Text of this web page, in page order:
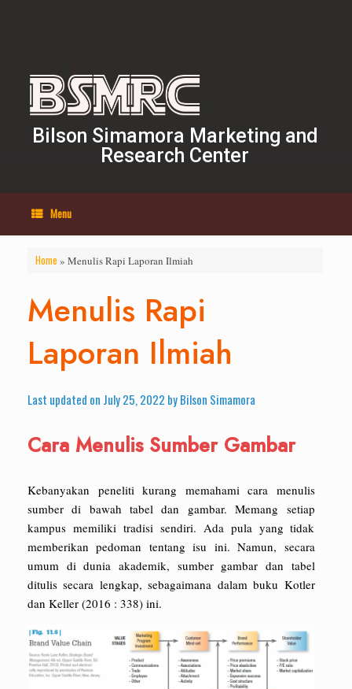
Bilson Simamora Marketing and
Research Center
Menu
Home » Menulis Rapi Laporan Ilmiah
Menulis Rapi
Laporan Ilmiah
Last updated on July 25, 2022 by Bilson Simamora
Cara Menulis Sumber Gambar
Kebanyakan peneliti kurang memahami cara menulis
sumber di bawah tabel dan gambar. Memang setiap
kampus memiliki tradisi sendiri. Ada pula yang tidak
memberikan pedoman tentang isu ini. Namun, secara
umum di dunia akademik, sumber gambar dan tabel
ditulis secara lengkap, sebagaimana dalam buku Kotler
dan Keller (2016 : 338) ini.